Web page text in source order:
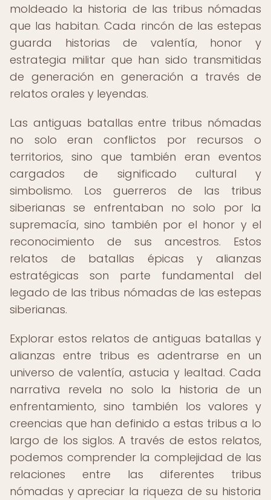
moldeado la historia de las tribus nómadas
que las habitan. Cada rincón de las estepas
guarda historias de valentía, honor y
estrategia militar que han sido transmitidas
de generación en generación a través de
relatos orales y leyendas.
Las antiguas batallas entre tribus nómadas
no solo eran conflictos por recursos o
territorios, sino que también eran eventos
cargados de significado cultural y
simbolismo. Los guerreros de las tribus
siberianas se enfrentaban no solo por la
supremacía, sino también por el honor y el
reconocimiento de sus ancestros. Estos
relatos de batallas épicas y alianzas
estratégicas son parte fundamental del
legado de las tribus nómadas de las estepas
siberianas.
Explorar estos relatos de antiguas batallas y
alianzas entre tribus es adentrarse en un
universo de valentía, astucia y lealtad. Cada
narrativa revela no solo la historia de un
enfrentamiento, sino también los valores y
creencias que han definido a estas tribus a lo
largo de los siglos. A través de estos relatos,
podemos comprender la complejidad de las
relaciones entre las diferentes tribus
nómadas y apreciar la riqueza de su historia